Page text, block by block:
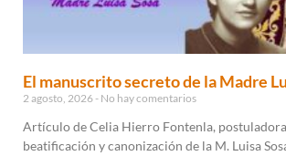
El manuscrito secreto de la Madre
2 agosto, 2026 No hay comentarios
Artículo de Celia Hierro Fontenla, postuladora
beatificación y canonización de la M. Luisa